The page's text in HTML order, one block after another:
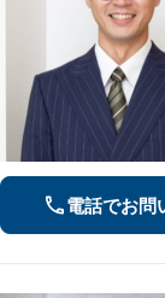
電話でお問